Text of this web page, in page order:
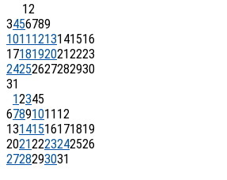
12
3456789
10111213141516
17181920212223
24252627282930
31
12345
6789101112
13141516171819
20212223242526
2728293031